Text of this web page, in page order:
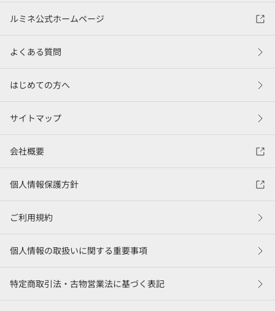
ルミネ公式ホームページ
よくある質問
はじめての方へ
サイトマップ
会社概要
個人情報保護方針
ご利用規約
個人情報の取扱いに関する重要事項
特定商取引法・古物営業法に基づく表記